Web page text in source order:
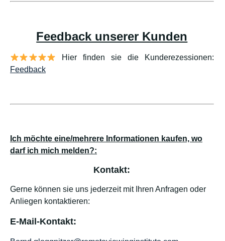
Feedback unserer Kunden
Hier finden sie die Kunderezessionen:
Feedback
Ich möchte eine/mehrere Informationen kaufen, wo
darf ich mich melden?:
Kontakt:
Gerne können sie uns jederzeit mit Ihren Anfragen oder
Anliegen kontaktieren:
E-Mail-Kontakt: